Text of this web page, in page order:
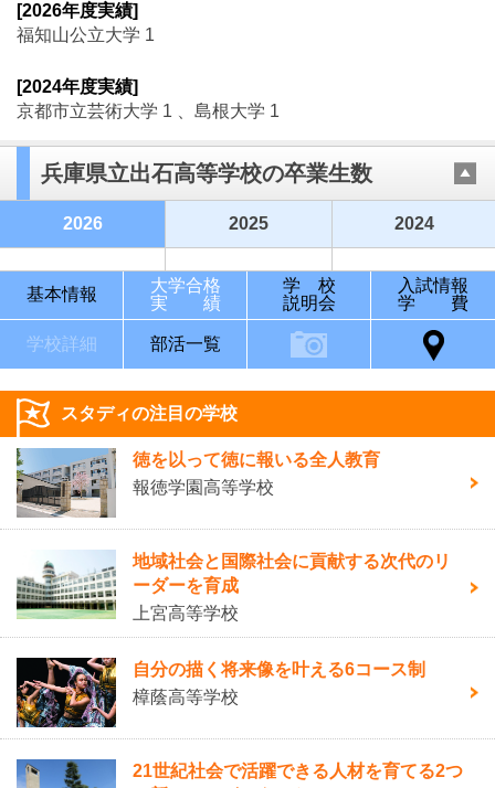
[2026年度実績]
福知山公立大学 1
[2024年度実績]
京都市立芸術大学 1 、島根大学 1
兵庫県立出石高等学校の卒業生数
2026 2025 2024
基本情報
大学合格
実 績
学 校
説明会
入試情報
学 費
学校詳細 部活一覧
スタディの注目の学校
徳を以って徳に報いる全人教育
報徳学園高等学校
地域社会と国際社会に貢献する次代のリ
ーダーを育成
上宮高等学校
自分の描く将来像を叶える6コース制
樟蔭高等学校
21世紀社会で活躍できる人材を育てる2つ